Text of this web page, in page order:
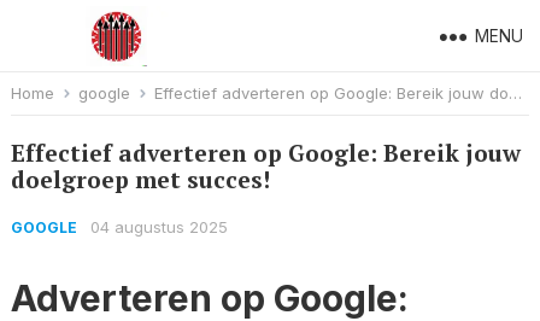
MENU
Home google Effectief adverteren op Google: Bereik jouw doelgroep met succes!
Effectief adverteren op Google: Bereik jouw
doelgroep met succes!
GOOGLE 04 augustus 2025
Adverteren op Google: